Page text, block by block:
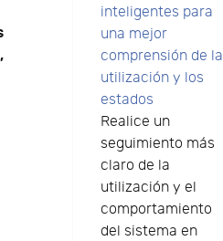
inteligentes para
una mejor
comprensión de la
utilización y los
estados
Realice un
seguimiento más
claro de la
utilización y el
comportamiento
del sistema en